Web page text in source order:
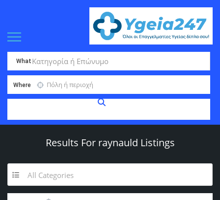
What
Where
Results For raynauld Listings
All Categories